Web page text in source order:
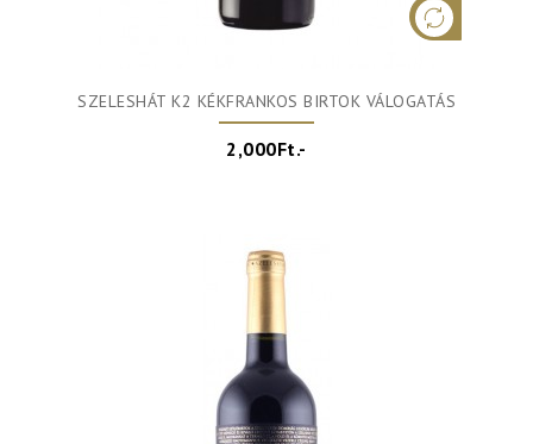
SZELESHÁT K2 KÉKFRANKOS BIRTOK VÁLOGATÁS
2,000Ft.-